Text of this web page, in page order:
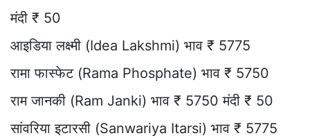
मंदी ₹ 50
आइडिया लक्ष्मी (Idea Lakshmi) भाव ₹ 5775
रामा फास्फेट (Rama Phosphate) भाव ₹ 5750
राम जानकी (Ram Janki) भाव ₹ 5750 मंदी ₹ 50
सांवरिया इटारसी (Sanwariya Itarsi) भाव ₹ 5775